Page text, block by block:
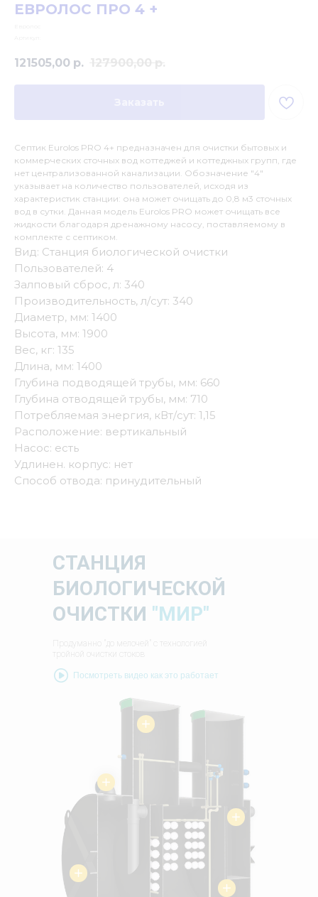
ЕВРОЛОС ПРО 4 +
121505,00 р.
Септик Eurolos PRO 4+ предназначен для очистки бытовых и
коммерческих сточных вод коттеджей и коттеджных групп, где
нет централизованной канализации. Обозначение "4"
указывает на количество пользователей, исходя из
характеристик станции: она может очищать до 0,8 м3 сточных
вод в сутки. Данная модель Eurolos PRO может очищать все
жидкости благодаря дренажному насосу, поставляемому в
комплекте с септиком.
Вид: Станция биологической очистки
Пользователей: 4
Залповый сброс, л: 340
Производительность, л/сут: 340
Диаметр, мм: 1400
Высота, мм: 1900
Вес, кг: 135
Длина, мм: 1400
Глубина подводящей трубы, мм: 660
Глубина отводящей трубы, мм: 710
Потребляемая энергия, кВт/сут: 1,15
Расположение: вертикальный
Насос: есть
Удлинен. корпус: нет
Способ отвода: принудительный
СТАНЦИЯ
БИОЛОГИЧЕСКОЙ
ОЧИСТКИ "МИР"
Продуманно "до мелочей" с технологией
тройной очистки стоков
Посмотреть видео как это работает